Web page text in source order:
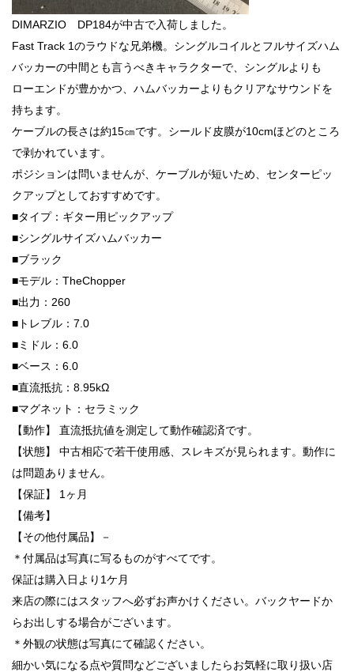
DIMARZIO DP184が中古で入荷しました。
Fast Track 1のラウドな兄弟機。シングルコイルとフルサイズハム
バッカーの中間とも言うべきキャラクターで、シングルよりも
ローエンドが豊かかつ、ハムバッカーよりもクリアなサウンドを
持ちます。
ケーブルの長さは約15㎝です。シールド皮膜が10cmほどのところ
で剥かれています。
ポジションは問いませんが、ケーブルが短いため、センターピッ
クアップとしておすすめです。
■タイプ：ギター用ピックアップ
■シングルサイズハムバッカー
■ブラック
■モデル：TheChopper
■出力：260
■トレブル：7.0
■ミドル：6.0
■ベース：6.0
■直流抵抗：8.95kΩ
■マグネット：セラミック
【動作】 直流抵抗値を測定して動作確認済です。
【状態】 中古相応で若干使用感、スレキズが見られます。動作に
は問題ありません。
【保証】 1ヶ月
【備考】
【その他付属品】－
＊付属品は写真に写るものがすべてです。
保証は購入日より1ケ月
来店の際にはスタッフへ必ずお声かけください。バックヤードか
らお出しする場合がございます。
＊外観の状態は写真にて確認ください。
細かい気になる点や質問などございましたらお気軽に取り扱い店